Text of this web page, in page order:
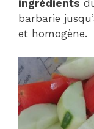
ingrédients
barbarie
et homogène.